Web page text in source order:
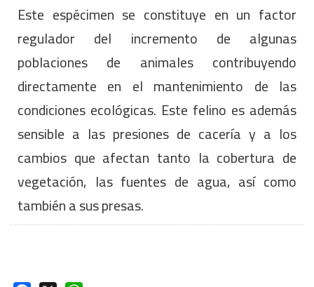
Este espécimen se constituye en un factor
regulador del incremento de algunas
poblaciones de animales contribuyendo
directamente en el mantenimiento de las
condiciones ecológicas. Este felino es además
sensible a las presiones de cacería y a los
cambios que afectan tanto la cobertura de
vegetación, las fuentes de agua, así como
también a sus presas.